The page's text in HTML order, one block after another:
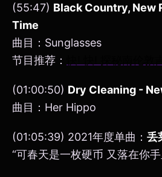
(55:47) Black Country, New
Time
曲目：Sunglasses
节目推荐：
(01:00:50) Dry Cleaning -
曲目：Her Hippo
(01:05:39) 2021年度单曲： 丢
“可春天是一枚硬币 又落在你手